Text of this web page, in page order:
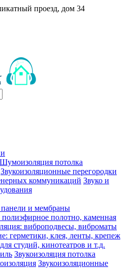
проезд, дом 34
Шумоизоляция потолка
Звукоизоляционные перегородки
коммуникаций Звуко и
и мембраны
полотно, каменная
виброподвесы, виброматы
герметики, клея, ленты, крепеж
студий, кинотеатров и т.д.
Звукоизоляция потолка
Звукоизоляционные